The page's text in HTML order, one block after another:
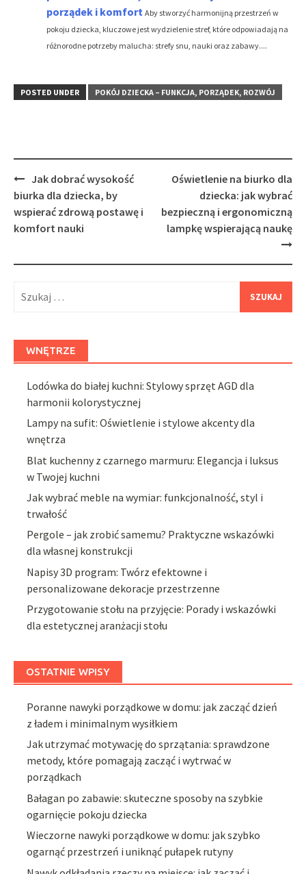
porządek i komfort Aby stworzyć harmonijną przestrzeń w
pokoju dziecka, kluczowe jest wydzielenie stref, które odpowiadają na
różnorodne potrzeby malucha: strefy snu, nauki oraz zabawy....
POSTED UNDER POKÓJ DZIECKA – FUNKCJA, PORZĄDEK, ROZWÓJ
Post
navigation
Jak dobrać wysokość
biurka dla dziecka, by
wspierać zdrową postawę i
komfort nauki
Oświetlenie na biurko dla
dziecka: jak wybrać
bezpieczną i ergonomiczną
lampkę wspierającą naukę
WNĘTRZE
Lodówka do białej kuchni: Stylowy sprzęt AGD dla
harmonii kolorystycznej
Lampy na sufit: Oświetlenie i stylowe akcenty dla
wnętrza
Blat kuchenny z czarnego marmuru: Elegancja i luksus
w Twojej kuchni
Jak wybrać meble na wymiar: funkcjonalność, styl i
trwałość
Pergole – jak zrobić samemu? Praktyczne wskazówki
dla własnej konstrukcji
Napisy 3D program: Twórz efektowne i
personalizowane dekoracje przestrzenne
Przygotowanie stołu na przyjęcie: Porady i wskazówki
dla estetycznej aranżacji stołu
OSTATNIE WPISY
Poranne nawyki porządkowe w domu: jak zacząć dzień
z ładem i minimalnym wysiłkiem
Jak utrzymać motywację do sprzątania: sprawdzone
metody, które pomagają zacząć i wytrwać w
porządkach
Bałagan po zabawie: skuteczne sposoby na szybkie
ogarnięcie pokoju dziecka
Wieczorne nawyki porządkowe w domu: jak szybko
ogarnąć przestrzeń i uniknąć pułapek rutyny